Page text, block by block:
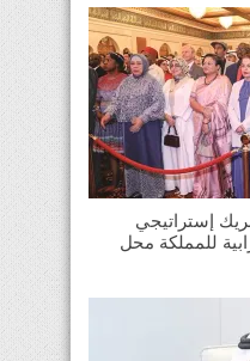
إستراتيجي
للمملكة محل